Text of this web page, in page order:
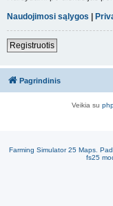
Naudojimosi sąlygos |
Registruotis
Pagrindinis
Veikia su
Farming Simulator 25 Maps.
fs25